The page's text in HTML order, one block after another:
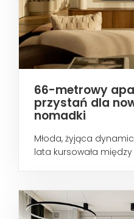
66-metrowy
przystań dla
nomadki
Młoda, żyjąca
lata kursowała